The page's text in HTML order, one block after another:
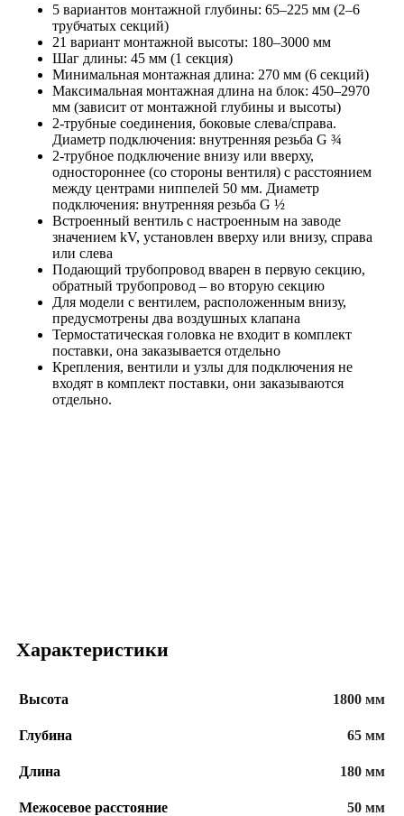
5 вариантов монтажной глубины: 65–225 мм (2–6
трубчатых секций)
21 вариант монтажной высоты: 180–3000 мм
Шаг длины: 45 мм (1 секция)
Минимальная монтажная длина: 270 мм (6 секций)
Максимальная монтажная длина на блок: 450–2970
мм (зависит от монтажной глубины и высоты)
2-трубные соединения, боковые слева/справа.
Диаметр подключения: внутренняя резьба G ¾
2-трубное подключение внизу или вверху,
одностороннее (со стороны вентиля) с расстоянием
между центрами ниппелей 50 мм. Диаметр
подключения: внутренняя резьба G ½
Встроенный вентиль с настроенным на заводе
значением kV, установлен вверху или внизу, справа
или слева
Подающий трубопровод вварен в первую секцию,
обратный трубопровод – во вторую секцию
Для модели с вентилем, расположенным внизу,
предусмотрены два воздушных клапана
Термостатическая головка не входит в комплект
поставки, она заказывается отдельно
Крепления, вентили и узлы для подключения не
входят в комплект поставки, они заказываются
отдельно.
Характеристики
Высота 1800 мм
Глубина 65 мм
Длина 180 мм
Межосевое расстояние 50 мм